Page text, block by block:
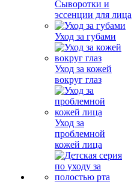
Сыворотки и
эссенции для лица
Уход за губами
Уход за кожей
вокруг глаз
Уход за
проблемной
кожей лица